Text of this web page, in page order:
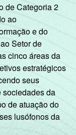
de Categoria 2
ao
e do
Setor de
cinco áreas da
estratégicos
seus
sociedades da
de atuação do
lusófonos da